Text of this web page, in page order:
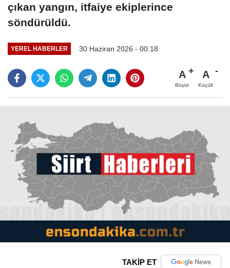
çıkan yangın, itfaiye ekiplerince
söndürüldü.
YEREL HABERLER 30 Haziran 2026 - 00:18
A
Büyüt
A
Küçült
TAKİP ET